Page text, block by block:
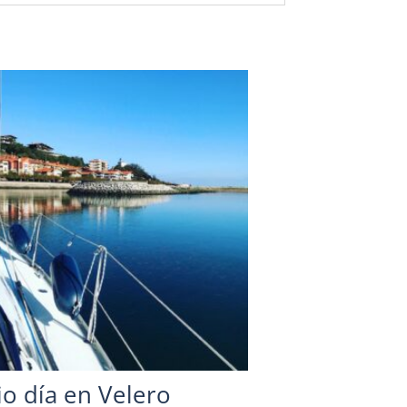
día en Velero